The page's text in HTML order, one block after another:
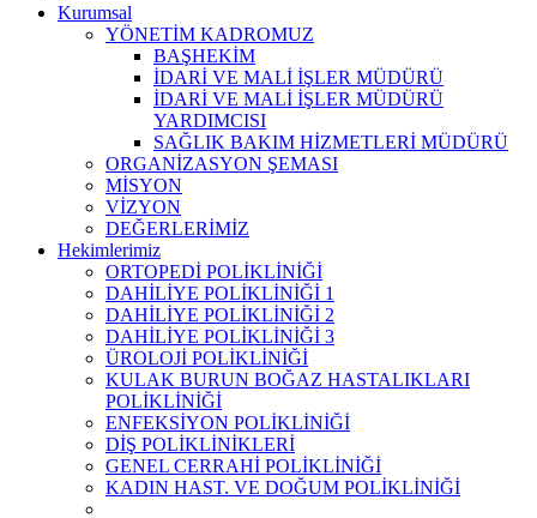
Kurumsal
YÖNETİM KADROMUZ
BAŞHEKİM
İDARİ VE MALİ İŞLER MÜDÜRÜ
İDARİ VE MALİ İŞLER MÜDÜRÜ
YARDIMCISI
SAĞLIK BAKIM HİZMETLERİ MÜDÜRÜ
ORGANİZASYON ŞEMASI
MİSYON
VİZYON
DEĞERLERİMİZ
Hekimlerimiz
ORTOPEDİ POLİKLİNİĞİ
DAHİLİYE POLİKLİNİĞİ 1
DAHİLİYE POLİKLİNİĞİ 2
DAHİLİYE POLİKLİNİĞİ 3
ÜROLOJİ POLİKLİNİĞİ
KULAK BURUN BOĞAZ HASTALIKLARI
POLİKLİNİĞİ
ENFEKSİYON POLİKLİNİĞİ
DİŞ POLİKLİNİKLERİ
GENEL CERRAHİ POLİKLİNİĞİ
KADIN HAST. VE DOĞUM POLİKLİNİĞİ